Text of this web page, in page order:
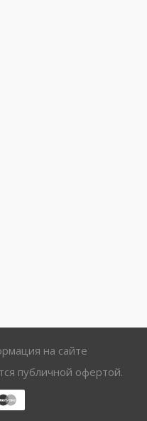
на сайте
публичной офертой.